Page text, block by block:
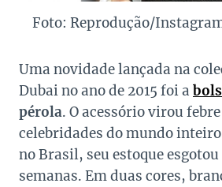
Foto: Reprodução/
Uma novidade lançada na
Dubai no ano de 2015 foi a
pérola. O acessório virou
celebridades do mundo
no Brasil, seu estoque
semanas. Em duas cores,